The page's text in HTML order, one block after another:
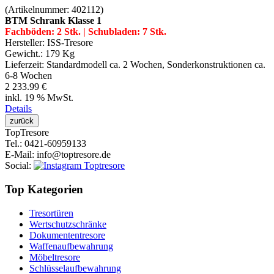
(Artikelnummer: 402112)
BTM Schrank Klasse 1
Fachböden: 2 Stk. | Schubladen: 7 Stk.
Hersteller: ISS-Tresore
Gewicht.: 179 Kg
Lieferzeit: Standardmodell ca. 2 Wochen, Sonderkonstruktionen ca.
6-8 Wochen
2 233.99 €
inkl. 19 % MwSt.
Details
TopTresore
Tel.: 0421-60959133
E-Mail: info@toptresore.de
Social:
Top Kategorien
Tresortüren
Wertschutzschränke
Dokumententresore
Waffenaufbewahrung
Möbeltresore
Schlüsselaufbewahrung